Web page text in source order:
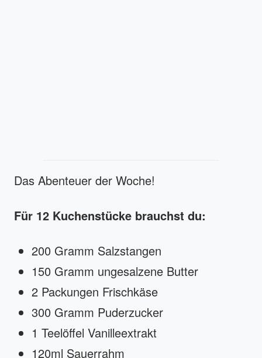
Das Abenteuer der Woche!
Für 12 Kuchenstücke brauchst du:
200 Gramm Salzstangen
150 Gramm ungesalzene Butter
2 Packungen Frischkäse
300 Gramm Puderzucker
1 Teelöffel Vanilleextrakt
120ml Sauerrahm